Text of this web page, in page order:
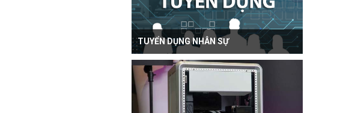
TUYỂN DỤNG NHÂN SỰ